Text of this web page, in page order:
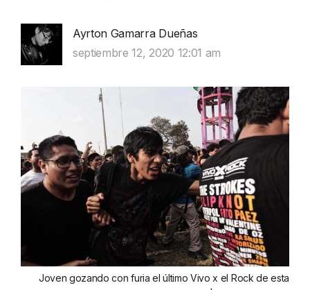
Ayrton Gamarra Dueñas
septiembre 12, 2020 12:01 am
Joven gozando con furia el último Vivo x el Rock de esta